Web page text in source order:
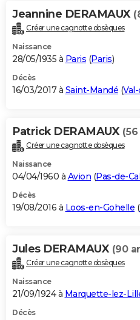
Jeannine DERAMAUX
Créer une cagnotte obsèques
Naissance
28/05/1935 à Paris (Paris)
Décès
16/03/2017 à Saint-Mandé (
Patrick DERAMAUX (56
Créer une cagnotte obsèques
Naissance
04/04/1960 à Avion (Pas-de-
Décès
19/08/2016 à Loos-en-Gohelle (
Jules DERAMAUX (90
Créer une cagnotte obsèques
Naissance
21/09/1924 à Marquette-lez-
Décès